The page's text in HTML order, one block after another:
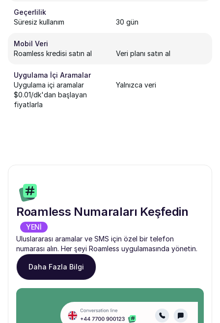
Geçerlilik
Süresiz kullanım
30 gün
Mobil Veri
Roamless kredisi satın al
Veri planı satın al
Uygulama İçi Aramalar
Uygulama içi aramalar
$0.01/dk'dan başlayan
fiyatlarla
Yalnızca veri
Roamless Numaraları Keşfedin
YENİ
Uluslararası aramalar ve SMS için özel bir telefon
numarası alın. Her şeyi Roamless uygulamasında yönetin.
Daha Fazla Bilgi